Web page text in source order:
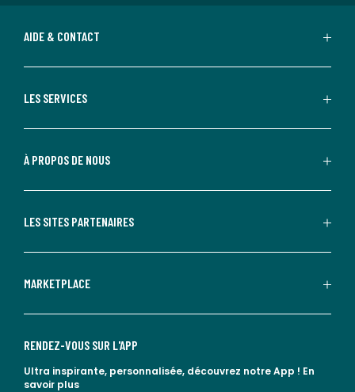
AIDE & CONTACT
LES SERVICES
À PROPOS DE NOUS
LES SITES PARTENAIRES
MARKETPLACE
RENDEZ-VOUS SUR L'APP
Ultra inspirante, personnalisée, découvrez notre App ! En
savoir plus